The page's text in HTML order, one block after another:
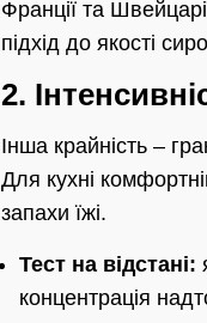
Франції та
підхід до якості
2.
Інша крайність –
Для кухні
запахи їжі.
Тест на відстані:
концентрація